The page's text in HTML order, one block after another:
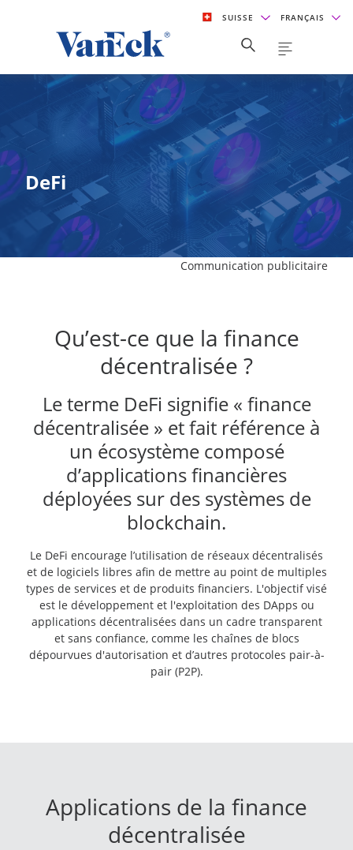
SUISSE FRANÇAIS
DeFi
Communication publicitaire
Qu’est-ce que la finance
décentralisée ?
Le terme DeFi signifie « finance
décentralisée » et fait référence à
un écosystème composé
d’applications financières
déployées sur des systèmes de
blockchain.
Le DeFi encourage l’utilisation de réseaux décentralisés
et de logiciels libres afin de mettre au point de multiples
types de services et de produits financiers. L'objectif visé
est le développement et l'exploitation des DApps ou
applications décentralisées dans un cadre transparent
et sans confiance, comme les chaînes de blocs
dépourvues d'autorisation et d’autres protocoles pair-à-
pair (P2P).
Applications de la finance
décentralisée